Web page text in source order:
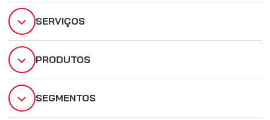
SERVIÇOS
PRODUTOS
SEGMENTOS